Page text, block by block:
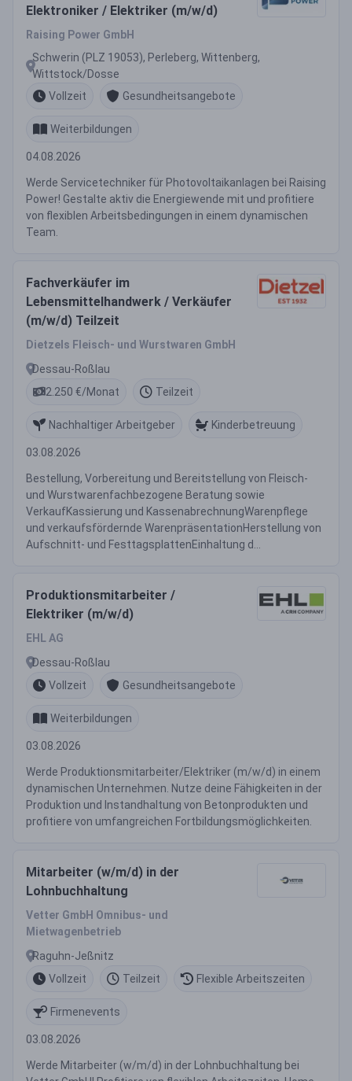
Elektroniker / Elektriker (m/w/d)
Raising Power GmbH
Schwerin (PLZ 19053), Perleberg, Wittenberg,
Wittstock/Dosse
Vollzeit
Gesundheitsangebote
Weiterbildungen
04.08.2026
Werde Servicetechniker für Photovoltaikanlagen bei Raising
Power! Gestalte aktiv die Energiewende mit und profitiere
von flexiblen Arbeitsbedingungen in einem dynamischen
Team.
Fachverkäufer im
Lebensmittelhandwerk / Verkäufer
(m/w/d) Teilzeit
Dietzels Fleisch- und Wurstwaren GmbH
Dessau-Roßlau
2.250 €/Monat
Teilzeit
Nachhaltiger Arbeitgeber Kinderbetreuung
03.08.2026
Bestellung, Vorbereitung und Bereitstellung von Fleisch-
und Wurstwarenfachbezogene Beratung sowie
VerkaufKassierung und KassenabrechnungWarenpflege
und verkaufsfördernde WarenpräsentationHerstellung von
Aufschnitt- und FesttagsplattenEinhaltung d...
Produktionsmitarbeiter /
Elektriker (m/w/d)
EHL AG
Dessau-Roßlau
Vollzeit
Gesundheitsangebote
Weiterbildungen
03.08.2026
Werde Produktionsmitarbeiter/Elektriker (m/w/d) in einem
dynamischen Unternehmen. Nutze deine Fähigkeiten in der
Produktion und Instandhaltung von Betonprodukten und
profitiere von umfangreichen Fortbildungsmöglichkeiten.
Mitarbeiter (w/m/d) in der
Lohnbuchhaltung
Vetter GmbH Omnibus- und
Mietwagenbetrieb
Raguhn-Jeßnitz
Vollzeit
Teilzeit Flexible Arbeitszeiten
Firmenevents
03.08.2026
Werde Mitarbeiter (w/m/d) in der Lohnbuchhaltung bei